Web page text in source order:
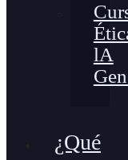
lA
¿Qué